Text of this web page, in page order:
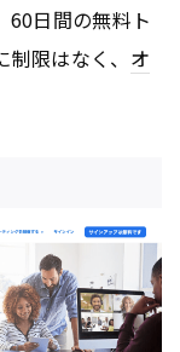
60日間の無料ト
限はなく、 オ